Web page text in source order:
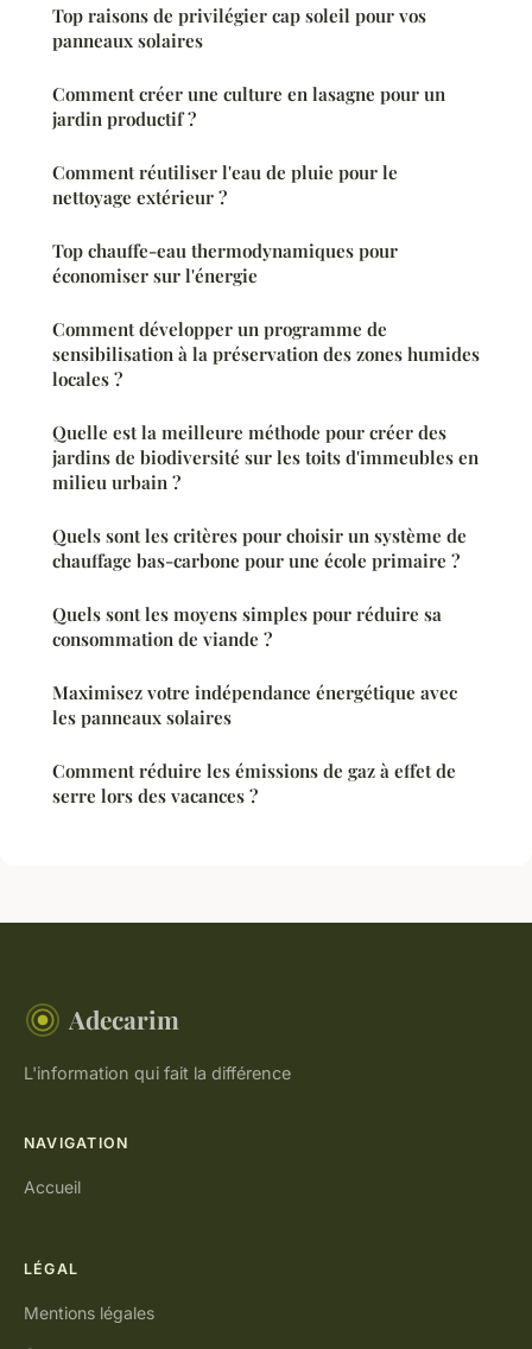
Top raisons de privilégier cap soleil pour vos
panneaux solaires
Comment créer une culture en lasagne pour un
jardin productif ?
Comment réutiliser l'eau de pluie pour le
nettoyage extérieur ?
Top chauffe-eau thermodynamiques pour
économiser sur l'énergie
Comment développer un programme de
sensibilisation à la préservation des zones humides
locales ?
Quelle est la meilleure méthode pour créer des
jardins de biodiversité sur les toits d'immeubles en
milieu urbain ?
Quels sont les critères pour choisir un système de
chauffage bas-carbone pour une école primaire ?
Quels sont les moyens simples pour réduire sa
consommation de viande ?
Maximisez votre indépendance énergétique avec
les panneaux solaires
Comment réduire les émissions de gaz à effet de
serre lors des vacances ?
Adecarim
L'information qui fait la différence
NAVIGATION
Accueil
LÉGAL
Mentions légales